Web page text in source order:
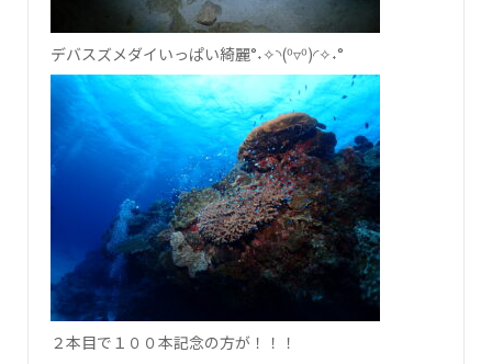
デバスズメダイいっぱい綺麗°˖✧◝(⁰▿⁰)◜✧˖°
２本目で１００本記念の方が！！！